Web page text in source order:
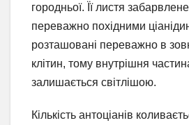
городньої. Її листя
переважно похідними
розташовані переважно в
клітин, тому внутрішня
залишається світлішою.
Кількість антоціанів